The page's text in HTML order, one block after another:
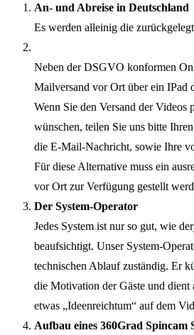
An- und Abreise in Deutschland
Es werden alleinig die
Neben der DSGVO konformen
Mailversand vor Ort über ein IPad
Wenn Sie den Versand der
wünschen, teilen Sie uns bitte
die E-Mail-Nachricht, sowie Ihre
Für diese Alternative muss ein
vor Ort zur Verfügung gestellt
Der System-Operator
Jedes System ist nur so gut, wie
beaufsichtigt. Unser System-
technischen Ablauf zuständig. Er
die Motivation der Gäste und dient
etwas „Ideenreichtum“ auf dem
Aufbau eines 360Grad Spincam